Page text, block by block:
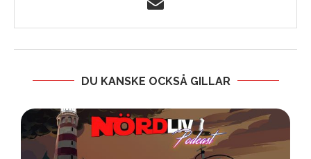
DU KANSKE OCKSÅ GILLAR